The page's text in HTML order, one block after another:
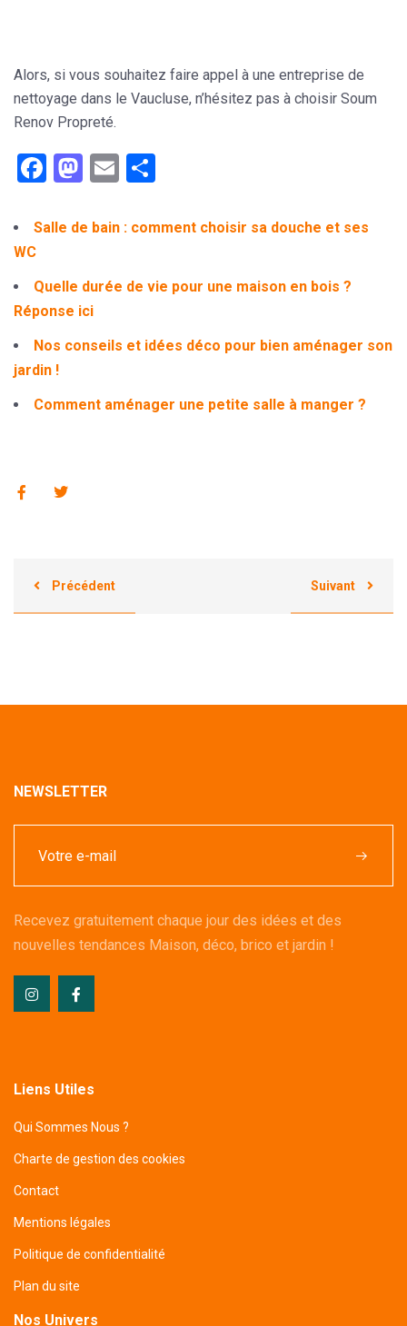
Alors, si vous souhaitez faire appel à une entreprise de
nettoyage dans le Vaucluse, n’hésitez pas à choisir Soum
Renov Propreté.
Facebook
Mastodon
Email
Salle de bain : comment choisir sa douche et ses
WC
Quelle durée de vie pour une maison en bois ?
Réponse ici
Nos conseils et idées déco pour bien aménager son
jardin !
Comment aménager une petite salle à manger ?
Précédent Suivant
NEWSLETTER
Recevez gratuitement chaque jour des idées et des
nouvelles tendances Maison, déco, brico et jardin !
Liens Utiles
Qui Sommes Nous ?
Charte de gestion des cookies
Contact
Mentions légales
Politique de confidentialité
Plan du site
Nos Univers